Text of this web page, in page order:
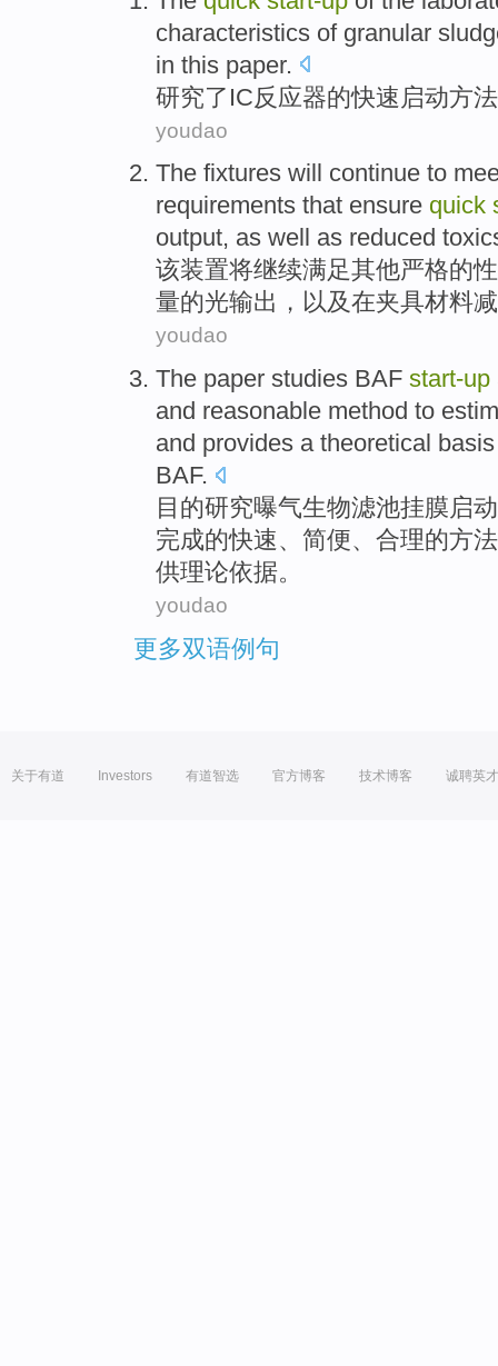
characteristics of granular
in this paper.
研究了 IC反应器的快速 启动方法
youdao
The fixtures will continue to
requirements that ensure quick
output, as well as reduced
该装置将继续满足其他严格的
量的光输出 ， 以及在夹具材料
youdao
The paper studies BAF start-up
and reasonable method to
and provides a theoretical basis
BAF.
目的研究曝气生物滤池挂膜启动
完成的快速、 简便、 合理的方法
供理论依据。
youdao
更多双语例句
关于有道 Investors 有道智选 官方博客 技术博客 诚聘英才